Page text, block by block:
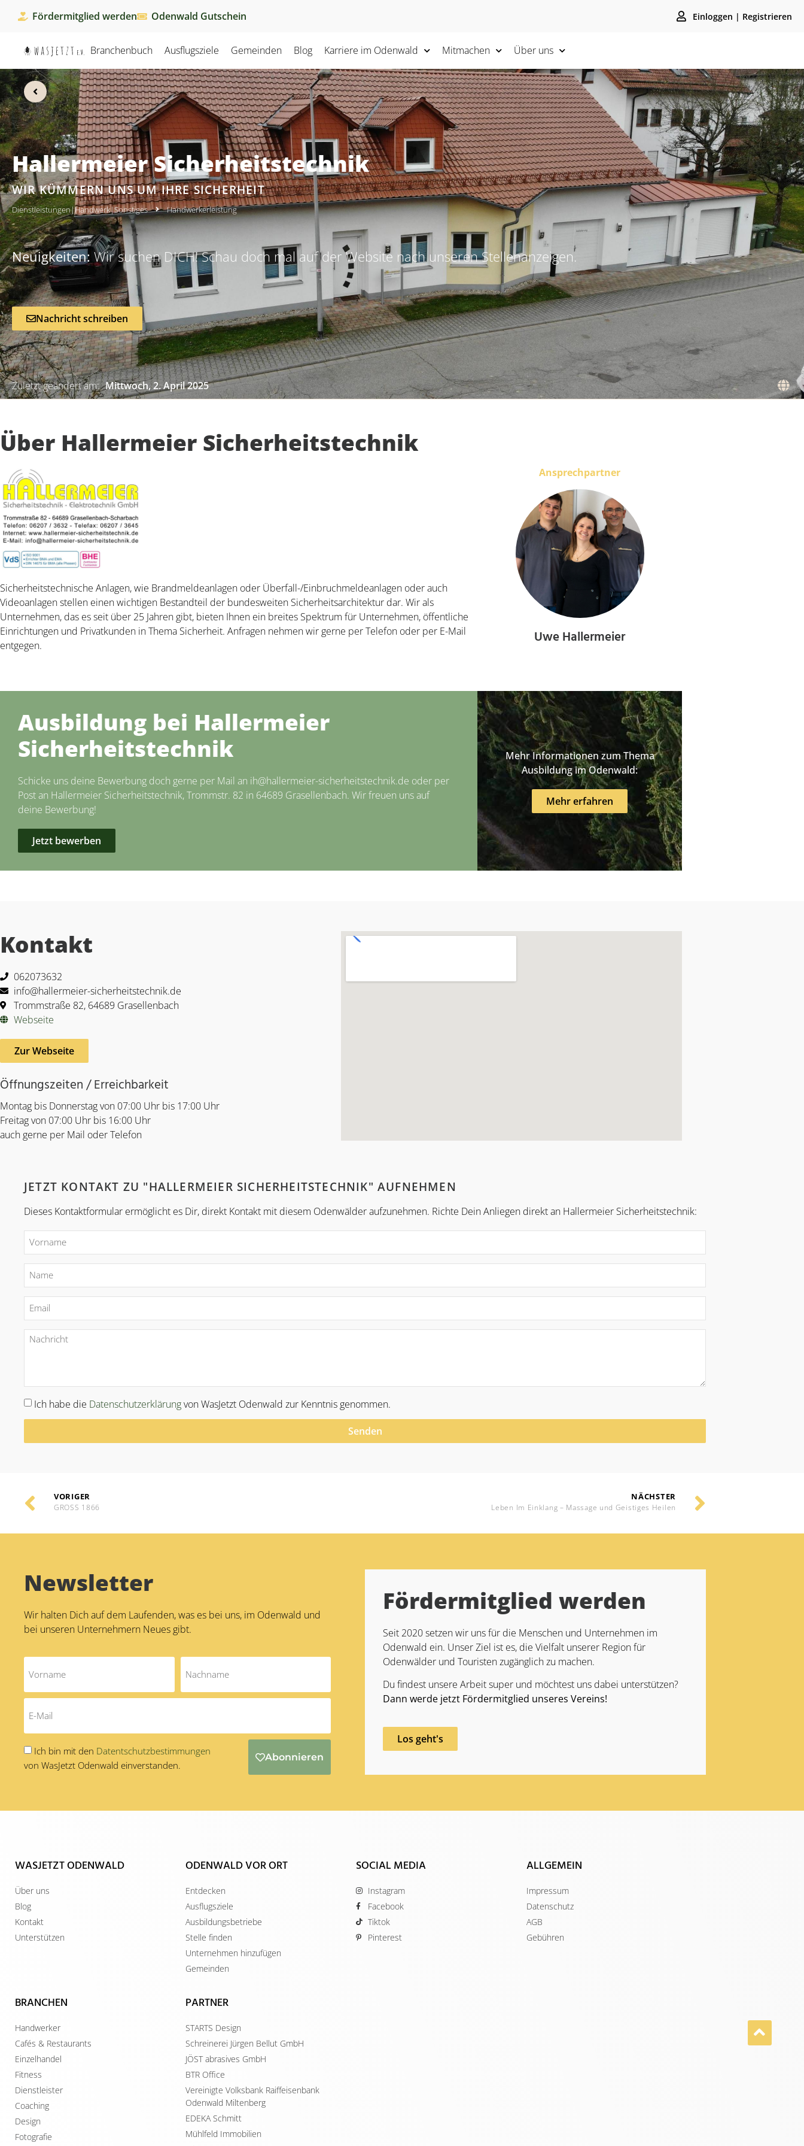
Fördermitglied werden Odenwald Gutschein Einloggen | Registrieren
Branchenbuch Ausflugsziele Gemeinden Blog Karriere im Odenwald Mitmachen Über uns
Hallermeier Sicherheitstechnik
WIR KÜMMERN UNS UM IHRE SICHERHEIT
Dienstleistungen|Handwerk|Sonstiges Handwerkerleistung
Neuigkeiten: Wir suchen DICH! Schau doch mal auf der Website nach unseren Stellenanzeigen.
Nachricht schreiben
Zuletzt geändert am: Mittwoch, 2. April 2025
Über Hallermeier Sicherheitstechnik
Sicherheitstechnische Anlagen, wie Brandmeldeanlagen oder Überfall-/Einbruchmeldeanlagen oder auch
Videoanlagen stellen einen wichtigen Bestandteil der bundesweiten Sicherheitsarchitektur dar. Wir als
Unternehmen, das es seit über 25 Jahren gibt, bieten Ihnen ein breites Spektrum für Unternehmen, öffentliche
Einrichtungen und Privatkunden in Thema Sicherheit. Anfragen nehmen wir gerne per Telefon oder per E-Mail
entgegen.
Ansprechpartner
Uwe Hallermeier
Ausbildung bei Hallermeier
Sicherheitstechnik
Schicke uns deine Bewerbung doch gerne per Mail an ih@hallermeier-sicherheitstechnik.de oder per
Post an Hallermeier Sicherheitstechnik, Trommstr. 82 in 64689 Grasellenbach. Wir freuen uns auf
deine Bewerbung!
Jetzt bewerben
Mehr Informationen zum Thema
Ausbildung im Odenwald:
Mehr erfahren
Kontakt
062073632
info@hallermeier-sicherheitstechnik.de
Trommstraße 82, 64689 Grasellenbach
Webseite
Zur Webseite
Öffnungszeiten / Erreichbarkeit
Montag bis Donnerstag von 07:00 Uhr bis 17:00 Uhr
Freitag von 07:00 Uhr bis 16:00 Uhr
auch gerne per Mail oder Telefon
JETZT KONTAKT ZU "HALLERMEIER SICHERHEITSTECHNIK" AUFNEHMEN
Dieses Kontaktformular ermöglicht es Dir, direkt Kontakt mit diesem Odenwälder aufzunehmen. Richte Dein Anliegen direkt an Hallermeier Sicherheitstechnik:
Ich habe die Datenschutzerklärungvon WasJetzt Odenwald zur Kenntnis genommen.
Senden
VORIGER
GROSS 1866
NÄCHSTER
Leben Im Einklang – Massage und Geistiges Heilen
Newsletter
Wir halten Dich auf dem Laufenden, was es bei uns, im Odenwald und
bei unseren Unternehmern Neues gibt.
Ich bin mit den Datentschutzbestimmungen
von WasJetzt Odenwald einverstanden.
Abonnieren
Fördermitglied werden
Seit 2020 setzen wir uns für die Menschen und Unternehmen im
Odenwald ein. Unser Ziel ist es, die Vielfalt unserer Region für
Odenwälder und Touristen zugänglich zu machen.
Du findest unsere Arbeit super und möchtest uns dabei unterstützen?
Dann werde jetzt Fördermitglied unseres Vereins!
Los geht's
WASJETZT ODENWALD
Über uns
Blog
Kontakt
Unterstützen
ODENWALD VOR ORT
Entdecken
Ausflugsziele
Ausbildungsbetriebe
Stelle finden
Unternehmen hinzufügen
Gemeinden
SOCIAL MEDIA
Instagram
Facebook
Tiktok
Pinterest
ALLGEMEIN
Impressum
Datenschutz
AGB
Gebühren
BRANCHEN
Handwerker
Cafés & Restaurants
Einzelhandel
Fitness
Dienstleister
Coaching
Design
Fotografie
PARTNER
STARTS Design
Schreinerei Jürgen Bellut GmbH
JÖST abrasives GmbH
BTR Office
Vereinigte Volksbank Raiffeisenbank
Odenwald Miltenberg
EDEKA Schmitt
Mühlfeld Immobilien